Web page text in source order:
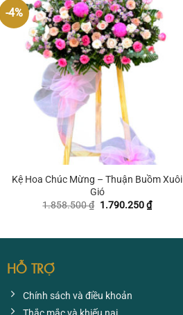
-4%
Kệ Hoa Chúc Mừng – Thuận Buồm Xuôi
Gió
1.858.500₫ Giá
1.790.250₫Giá
HỖ TRỢ
Chính sách và điều khoản